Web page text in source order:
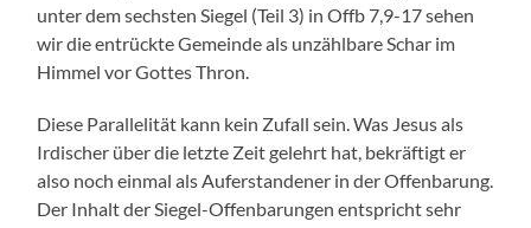
unter dem sechsten Siegel (Teil 3) in Offb 7,9-17 sehen
wir die entrückte Gemeinde als unzählbare Schar im
Himmel vor Gottes Thron.
Diese Parallelität kann kein Zufall sein. Was Jesus als
Irdischer über die letzte Zeit gelehrt hat, bekräftigt er
also noch einmal als Auferstandener in der Offenbarung.
Der Inhalt der Siegel-Offenbarungen entspricht sehr